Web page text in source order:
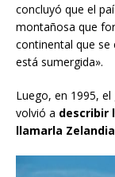
concluyó que el
montañosa que
continental que se
está sumergida».
Luego, en 1995,
volvió a describir
llamarla